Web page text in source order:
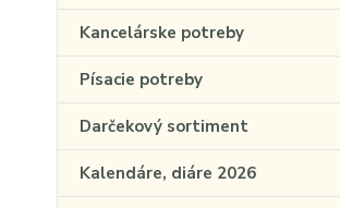
Kancelárske potreby
Písacie potreby
Darčekový sortiment
Kalendáre, diáre 2026